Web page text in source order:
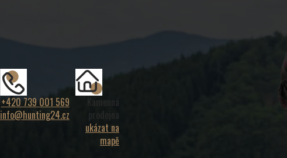
+420 739 001 569
info@hunting24.cz
Kamenná
prodejna
ukázat na
mapě